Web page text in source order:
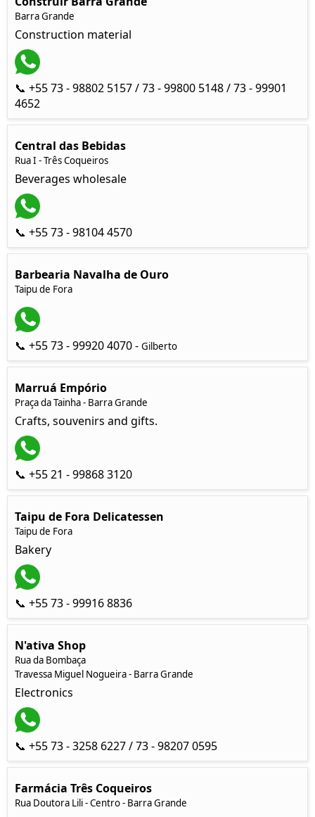
Barra Grande
Construction material
📞 +55 73 - 98802 5157 / 73 - 99800 5148 / 73 - 99901
4652
Central das Bebidas
Rua I - Três Coqueiros
Beverages wholesale
📞 +55 73 - 98104 4570
Barbearia Navalha de Ouro
Taipu de Fora
📞 +55 73 - 99920 4070 - Gilberto
Marruá Empório
Praça da Tainha - Barra Grande
Crafts, souvenirs and gifts.
📞 +55 21 - 99868 3120
Taipu de Fora Delicatessen
Taipu de Fora
Bakery
📞 +55 73 - 99916 8836
N'ativa Shop
Rua da Bombaça
Travessa Miguel Nogueira - Barra Grande
Electronics
📞 +55 73 - 3258 6227 / 73 - 98207 0595
Farmácia Três Coqueiros
Rua Doutora Lili - Centro - Barra Grande